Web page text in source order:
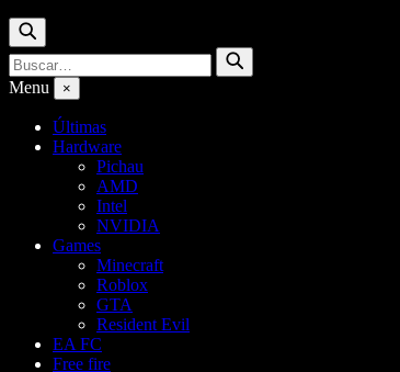
Buscar
Buscar
por:
Buscar
Menu ×
Últimas
Hardware
Pichau
AMD
Intel
NVIDIA
Games
Minecraft
Roblox
GTA
Resident Evil
EA FC
Free fire